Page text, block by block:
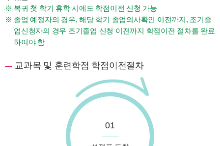
복귀 첫 학기 휴학 시에도 학점이전 신청 가능
졸업 예정자의 경우, 해당 학기 졸업의사확인 이전까지, 조기졸
업신청자의 경우 조기졸업 신청 이전까지 학점이전 절차를 완료
하여야 함
교과목 및 훈련학점 학점이전절차
01